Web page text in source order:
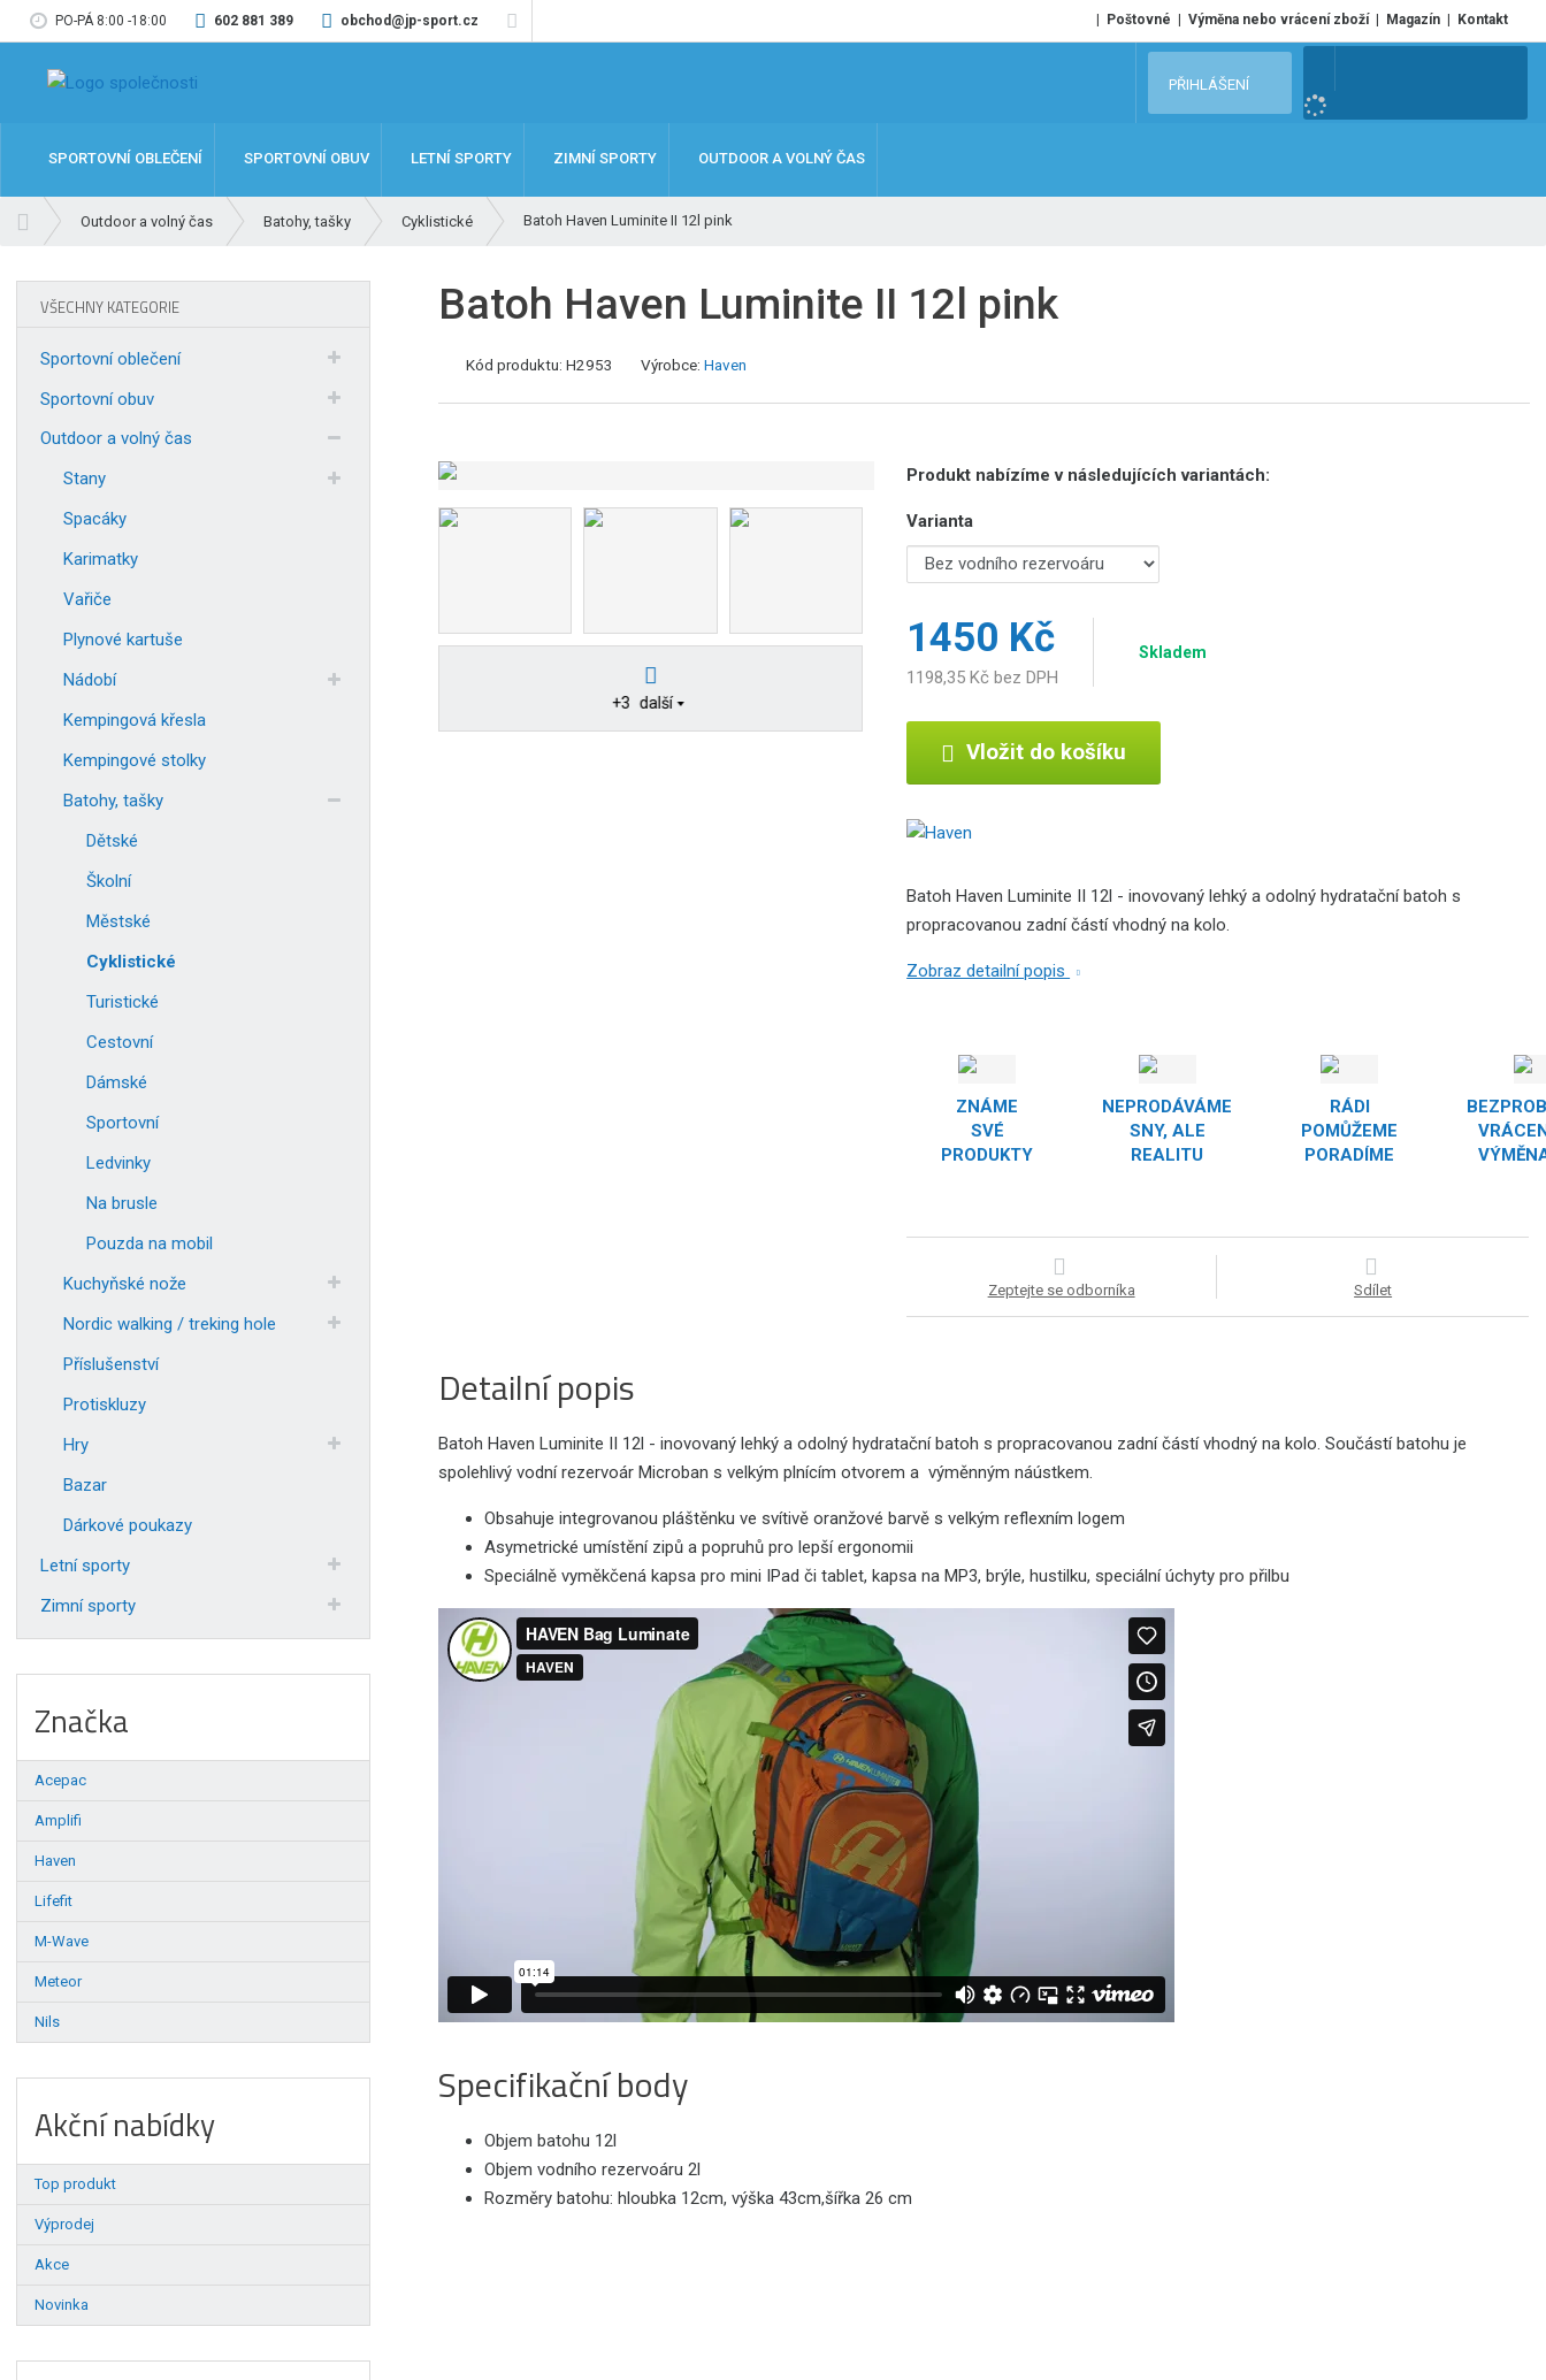
PO-PÁ 8:00 -18:00 602 881 389 obchod@jp-sport.cz Poštovné Výměna nebo vrácení zboží Magazín Kontakt
e
PŘIHLÁŠENÍ
SPORTOVNÍ OBLEČENÍ SPORTOVNÍ OBUV LETNÍ SPORTY ZIMNÍ SPORTY OUTDOOR A VOLNÝ ČAS
Outdoor a volný čas Batohy, tašky Cyklistické Batoh Haven Luminite II 12l pink
Batoh Haven Luminite II 12l pink
Kód produktu: H2953 Výrobce: Haven
+3 další
Produkt nabízíme v následujících variantách:
Varianta
1450 Kč
1198,35 Kč bez DPH
Skladem
Vložit do košíku
Batoh Haven Luminite II 12l - inovovaný lehký a odolný hydratační batoh s
propracovanou zadní částí vhodný na kolo.
Zobraz detailní popis
ZNÁME
SVÉ
PRODUKTY
NEPRODÁVÁME
SNY, ALE
REALITU
RÁDI
POMŮŽEME
PORADÍME
Zeptejte se odborníka Sdílet
Detailní popis
Batoh Haven Luminite II 12l - inovovaný lehký a odolný hydratační batoh s propracovanou zadní částí vhodný na kolo. Součástí batohu je
spolehlivý vodní rezervoár Microban s velkým plnícím otvorem a výměnným náústkem.
Obsahuje integrovanou pláštěnku ve svítivě oranžové barvě s velkým reflexním logem
Asymetrické umístění zipů a popruhů pro lepší ergonomii
Speciálně vyměkčená kapsa pro mini IPad či tablet, kapsa na MP3, brýle, hustilku, speciální úchyty pro přilbu
Specifikační body
Objem batohu 12l
Objem vodního rezervoáru 2l
Rozměry batohu: hloubka 12cm, výška 43cm,šířka 26 cm
VŠECHNY KATEGORIE
Sportovní oblečení
Sportovní obuv
Outdoor a volný čas
Stany
Spacáky
Karimatky
Vařiče
Plynové kartuše
Nádobí
Kempingová křesla
Kempingové stolky
Batohy, tašky
Dětské
Školní
Městské
Cyklistické
Turistické
Cestovní
Dámské
Sportovní
Ledvinky
Na brusle
Pouzda na mobil
Kuchyňské nože
Nordic walking / treking hole
Příslušenství
Protiskluzy
Hry
Bazar
Dárkové poukazy
Letní sporty
Zimní sporty
Značka
Acepac
Amplifi
Haven
Lifefit
M-Wave
Meteor
Nils
Akční nabídky
Top produkt
Výprodej
Akce
Novinka